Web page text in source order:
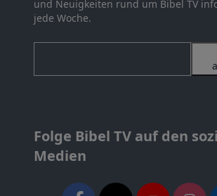
und Neuigkeiten rund um Bibel TV
jede Woche.
Folge Bibel TV auf den
Medien